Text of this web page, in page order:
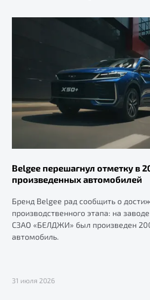
Belgee перешагнул отметку в
произведенных автомобилей
Бренд Belgee рад сообщить о
производственного этапа: на заводе
СЗАО «БЕЛДЖИ» был произведен
автомобиль.
31 июля 2026